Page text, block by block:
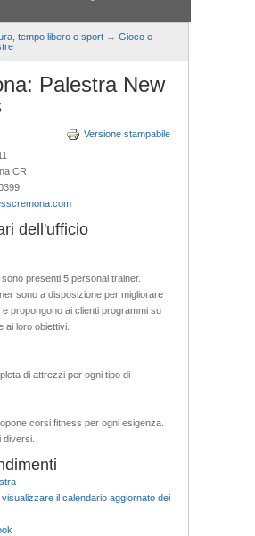
tempo libero e sport → Gioco e
Palestra New
Versione stampabile
CR
dell'ufficio
presenti 5 personal trainer.
sono a disposizione per migliorare
e propongono ai clienti programmi su
ai loro obiettivi.
di attrezzi per ogni tipo di
corsi fitness per ogni esigenza.
diversi.
il calendario aggiornato dei